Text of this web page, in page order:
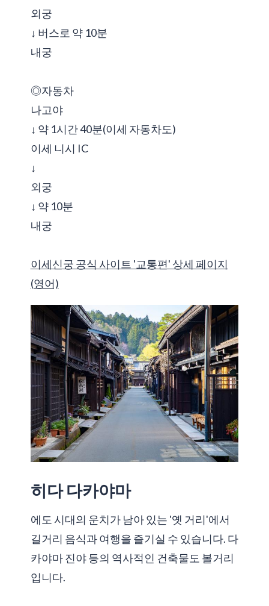
외궁
↓ 버스로 약 10분
내궁
◎자동차
나고야
↓ 약 1시간 40분(이세 자동차도)
이세 니시 IC
↓
외궁
↓ 약 10분
내궁
이세신궁 공식 사이트 '교통편' 상세 페이지
(영어)
히다 다카야마
에도 시대의 운치가 남아 있는 '옛 거리'에서
길거리 음식과 여행을 즐기실 수 있습니다. 다
카야마 진야 등의 역사적인 건축물도 볼거리
입니다.